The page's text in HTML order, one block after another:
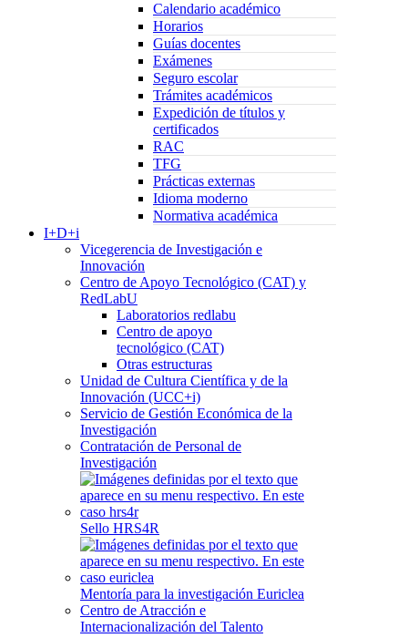
Calendario académico
Horarios
Guías docentes
Exámenes
Seguro escolar
Trámites académicos
Expedición de títulos y
certificados
RAC
TFG
Prácticas externas
Idioma moderno
Normativa académica
I+D+i
Vicegerencia de Investigación e
Innovación
Centro de Apoyo Tecnológico (CAT) y
RedLabU
Laboratorios redlabu
Centro de apoyo
tecnológico (CAT)
Otras estructuras
Unidad de Cultura Científica y de la
Innovación (UCC+i)
Servicio de Gestión Económica de la
Investigación
Contratación de Personal de
Investigación
Sello HRS4R
Mentoría para la investigación Euriclea
Centro de Atracción e
Internacionalización del Talento